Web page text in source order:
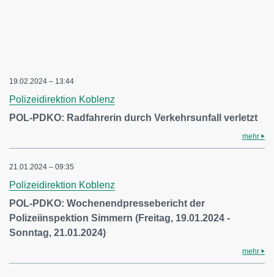
19.02.2024 – 13:44
Polizeidirektion Koblenz
POL-PDKO: Radfahrerin durch Verkehrsunfall verletzt
mehr
21.01.2024 – 09:35
Polizeidirektion Koblenz
POL-PDKO: Wochenendpressebericht der
Polizeiinspektion Simmern (Freitag, 19.01.2024 -
Sonntag, 21.01.2024)
mehr